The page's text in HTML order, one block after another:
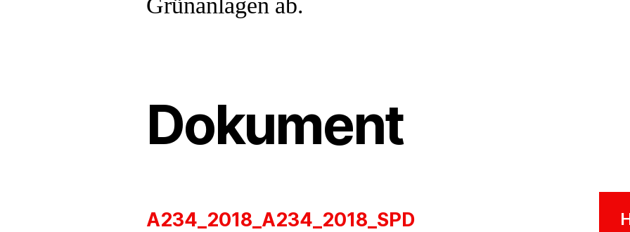
Grünanlagen ab.
Dokument
A234_2018_A234_2018_SPD